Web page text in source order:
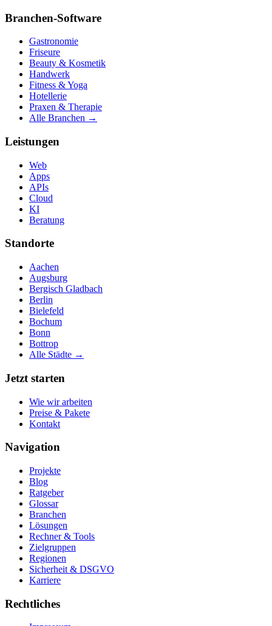
Branchen-Software
Gastronomie
Friseure
Beauty & Kosmetik
Handwerk
Fitness & Yoga
Hotellerie
Praxen & Therapie
Alle Branchen →
Leistungen
Web
Apps
APIs
Cloud
KI
Beratung
Standorte
Aachen
Augsburg
Bergisch Gladbach
Berlin
Bielefeld
Bochum
Bonn
Bottrop
Alle Städte →
Jetzt starten
Wie wir arbeiten
Preise & Pakete
Kontakt
Navigation
Projekte
Blog
Ratgeber
Glossar
Branchen
Lösungen
Rechner & Tools
Zielgruppen
Regionen
Sicherheit & DSGVO
Karriere
Rechtliches